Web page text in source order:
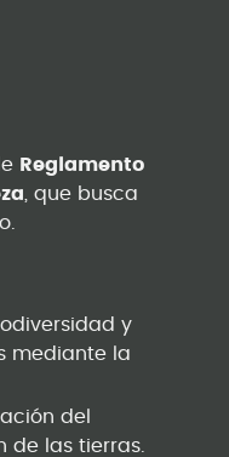
Reglamento
, que busca
y
mediante la
del
las tierras.